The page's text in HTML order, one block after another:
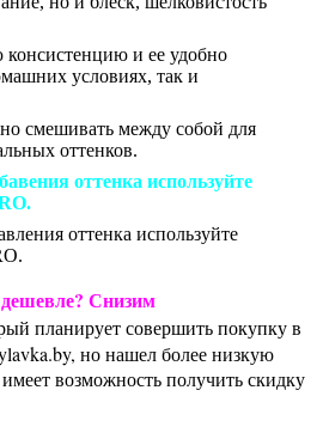
консистенцию и ее удобно
условиях, так и
смешивать между собой для
оттенков.
оттенка используйте
оттенка используйте
Снизим
планирует совершить покупку в
но нашел более низкую
возможность получить скидку